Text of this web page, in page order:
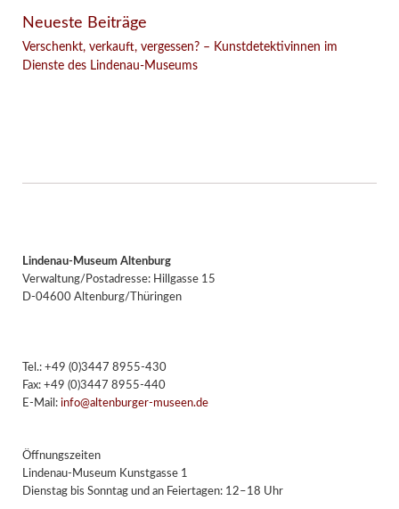
Neueste Beiträge
Verschenkt, verkauft, vergessen? – Kunstdetektivinnen im
Dienste des Lindenau-Museums
Lindenau-Museum Altenburg
Verwaltung/Postadresse: Hillgasse 15
D-04600 Altenburg/Thüringen
Tel.: +49 (0)3447 8955-430
Fax: +49 (0)3447 8955-440
E-Mail: info@altenburger-museen.de
Öffnungszeiten
Lindenau-Museum Kunstgasse 1
Dienstag bis Sonntag und an Feiertagen: 12–18 Uhr